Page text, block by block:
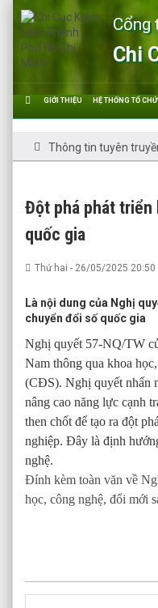
Cổng
Chi
GIỚI THIỆU HỆ THỐNG TỔ
Thông tin tuyên
Đột phá phát triển
quốc gia
Thứ hai - 26/05/2025 20:50
Là nội dung của Nghị
chuyển đổi số quốc gia
Nghị quyết 57-NQ/TW
Nam thông qua khoa
(CĐS). Nghị quyết nhấn
nâng cao năng lực cạnh
then chốt để tạo ra đột
nghiệp. Đây là định
nghệ.
Đính kèm toàn văn về
học, công nghệ, đổi mới